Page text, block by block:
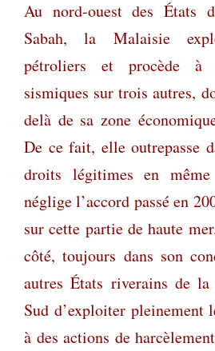
Au nord-ouest des États
Sabah, la Malaisie
pétroliers et procède à
sismiques sur trois autres,
delà de sa zone
De ce fait, elle outrepasse
droits légitimes en
néglige l’accord passé en
sur cette partie de haute
côté, toujours dans son
autres États riverains de
Sud d’exploiter pleinement
à des actions de